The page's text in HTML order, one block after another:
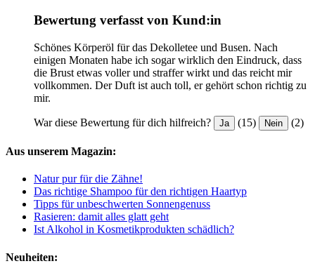
Bewertung verfasst von Kund:in
Schönes Körperöl für das Dekolletee und Busen. Nach
einigen Monaten habe ich sogar wirklich den Eindruck, dass
die Brust etwas voller und straffer wirkt und das reicht mir
vollkommen. Der Duft ist auch toll, er gehört schon richtig zu
mir.
War diese Bewertung für dich hilfreich? Ja (15) Nein (2)
Aus unserem Magazin:
Natur pur für die Zähne!
Das richtige Shampoo für den richtigen Haartyp
Tipps für unbeschwerten Sonnengenuss
Rasieren: damit alles glatt geht
Ist Alkohol in Kosmetikprodukten schädlich?
Neuheiten: